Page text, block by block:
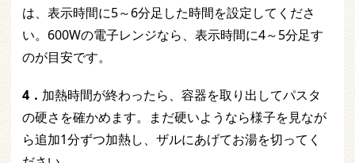
は、表示時間に5～6分足した時間を設定してくださ
い。600Wの電子レンジなら、表示時間に4～5分足す
のが目安です。
4． 加熱時間が終わったら、容器を取り出してパスタ
の硬さを確かめます。まだ硬いようなら様子を見なが
ら追加1分ずつ加熱し、ザルにあげてお湯を切ってく